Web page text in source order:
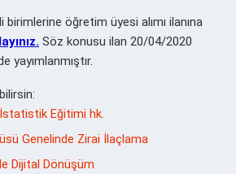
öğretim üyesi alımı ilanına
Söz konusu ilan 20/04/2020
yayımlanmıştır.
İstatistik Eğitimi hk.
Genelinde Zirai İlaçlama
Dijital Dönüşüm